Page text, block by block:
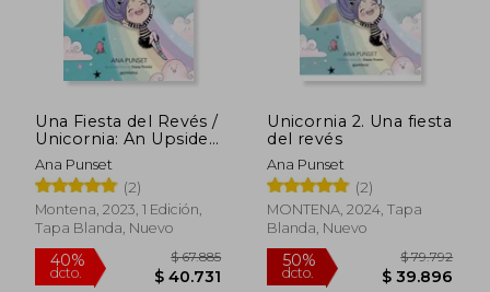
Una Fiesta del Revés /
Unicornia: An Upside-
Down Party
Ana Punset
(2)
Montena, 2023, 1 Edición,
Tapa Blanda, Nuevo
Unicornia 2. Una fiesta
del revés
Ana Punset
(2)
MONTENA, 2024, Tapa
Blanda, Nuevo